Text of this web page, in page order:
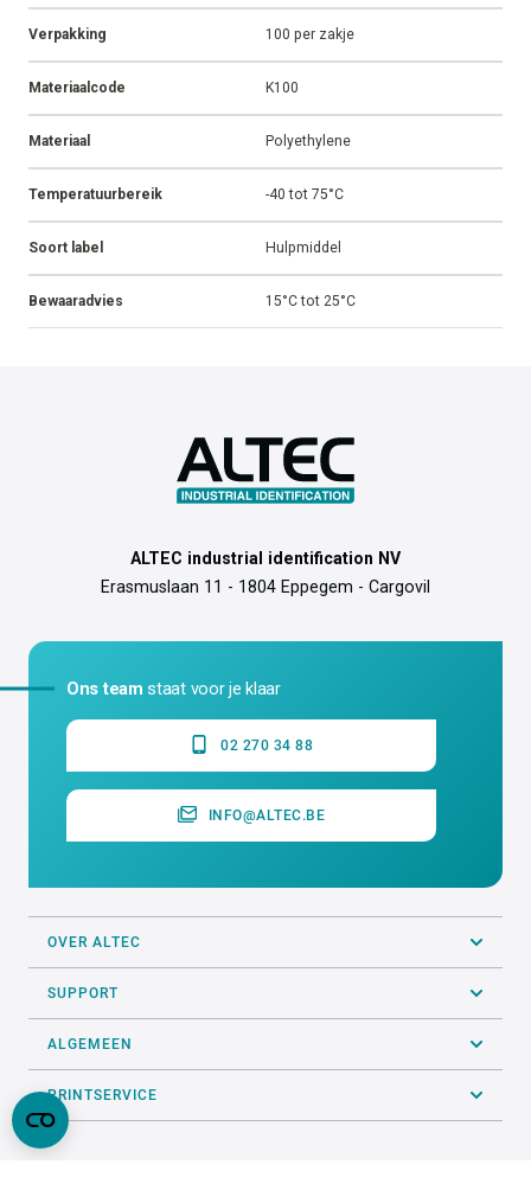
Verpakking 100 per zakje
Materiaalcode K100
Materiaal Polyethylene
Temperatuurbereik -40 tot 75°C
Soort label Hulpmiddel
Bewaaradvies 15°C tot 25°C
ALTEC industrial identification NV
Erasmuslaan 11 - 1804 Eppegem - Cargovil
Ons team staat voor je klaar
02 270 34 88
INFO@ALTEC.BE
OVER ALTEC
SUPPORT
ALGEMEEN
PRINTSERVICE